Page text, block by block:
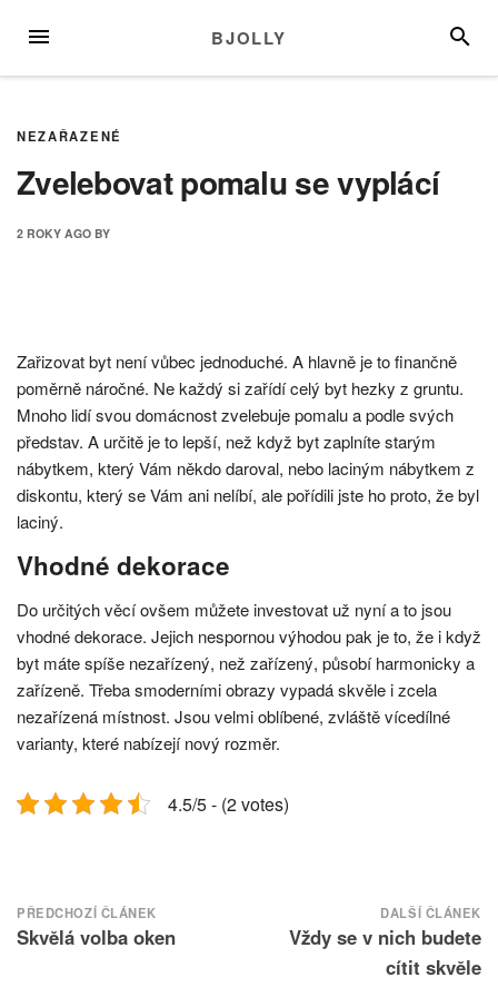
MENU BJOLLY
NEZAŘAZENÉ
Zvelebovat pomalu se vyplácí
2 ROKY AGO BY
Zařizovat byt není vůbec jednoduché. A hlavně je to finančně
poměrně náročné. Ne každý si zařídí celý byt hezky z gruntu.
Mnoho lidí svou domácnost zvelebuje pomalu a podle svých
představ. A určitě je to lepší, než když byt zaplníte starým
nábytkem, který Vám někdo daroval, nebo laciným nábytkem z
diskontu, který se Vám ani nelíbí, ale pořídili jste ho proto, že byl
laciný.
Vhodné dekorace
Do určitých věcí ovšem můžete investovat už nyní a to jsou
vhodné dekorace. Jejich nespornou výhodou pak je to, že i když
byt máte spíše nezařízený, než zařízený, působí harmonicky a
zařízeně. Třeba smoderními obrazy vypadá skvěle i zcela
nezařízená místnost. Jsou velmi oblíbené, zvláště vícedílné
varianty, které nabízejí nový rozměr.
4.5/5 - (2 votes)
Navigace
pro
PŘEDCHOZÍ ČLÁNEK
Skvělá volba oken
DALŠÍ ČLÁNEK
Vždy se v nich budete
cítit skvěle